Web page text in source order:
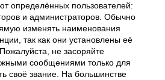
определённых пользователей:
и администраторов. Обычно
изменять наименования
так как они установлены её
не засоряйте
сообщениями только для
своё звание. На большинстве